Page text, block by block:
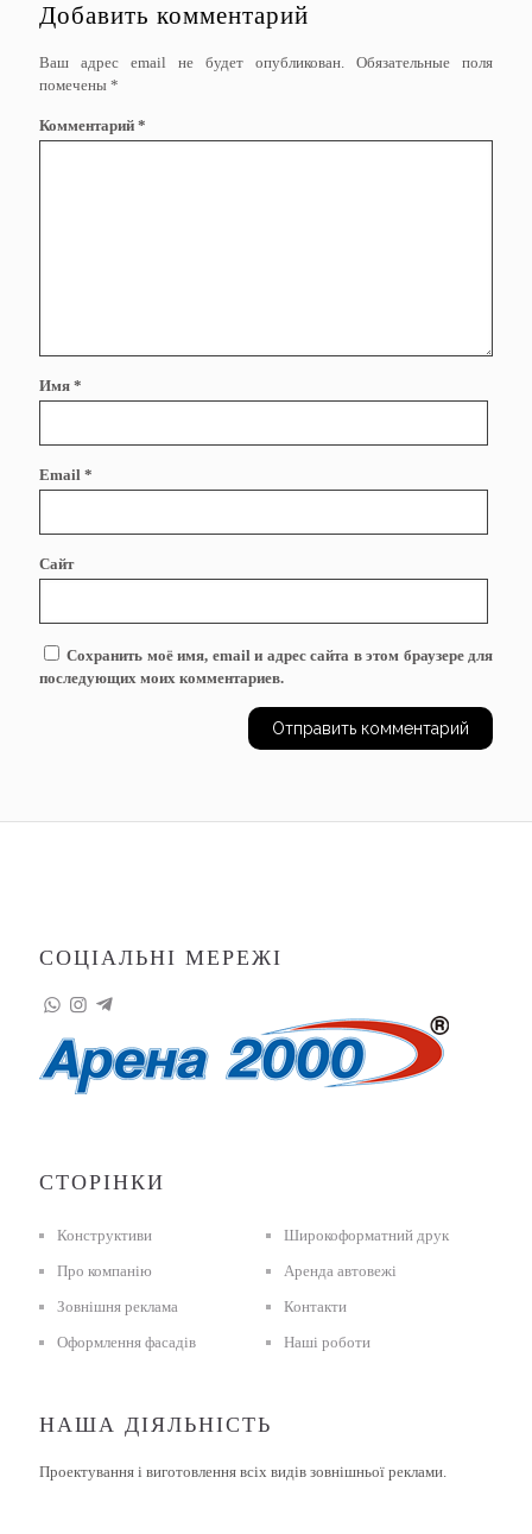
Добавить комментарий
Ваш адрес email не будет опубликован.
Обязательные поля
помечены *
Комментарий *
Имя *
Email *
Сайт
Сохранить моё имя, email и адрес сайта в этом браузере для
последующих моих комментариев.
СОЦІАЛЬНІ МЕРЕЖІ
СТОРІНКИ
Конструктиви
Про компанію
Зовнішня реклама
Оформлення фасадів
Широкоформатний друк
Аренда автовежі
Контакти
Наші роботи
НАША ДІЯЛЬНІСТЬ
Проектування і виготовлення всіх видів зовнішньої реклами.